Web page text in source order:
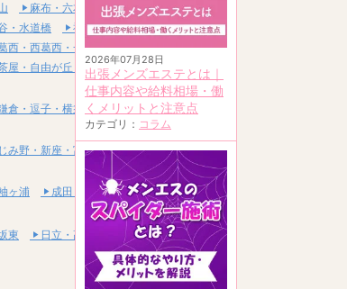
2026年07月28日
出張メンズエステとは｜
仕事内容や給料相場・働
くメリットと注意点
カテゴリ： コラム
麻布・六本木・赤坂
・水道橋
神田・秋葉原・浅草橋
西・西葛西・一之江
屋・自由が丘・二子玉川
倉・逗子・横須賀
み野・新座・富士見
ヶ浦
成田・富里・印西
東
日立・高萩・常陸太田